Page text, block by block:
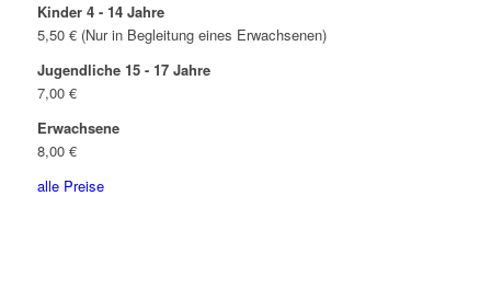
Kinder 4 - 14 Jahre
5,50 € (Nur in Begleitung eines Erwachsenen)
Jugendliche 15 - 17 Jahre
7,00 €
Erwachsene
8,00 €
alle Preise